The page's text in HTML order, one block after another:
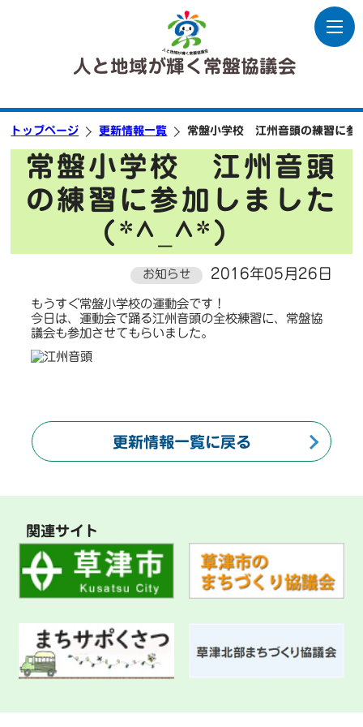
人と地域が輝く常盤協議会
トップページ 更新情報一覧 常盤小学校 江州音頭の練習に
常盤小学校 江州音頭
の練習に参加しました
（*^_^*）
お知らせ 2016年05月26日
もうすぐ常盤小学校の運動会です！
今日は、運動会で踊る江州音頭の全校練習に、常盤協
議会も参加させてもらいました。
更新情報一覧に戻る
関連サイト